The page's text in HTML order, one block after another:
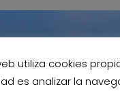
utiliza cookies
es analizar la